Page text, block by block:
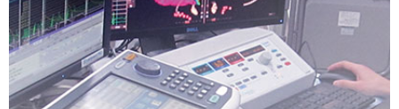
2024/3/12 2023年度神戸医療機器創出イノベーションシ
ンポジウム「スタートアップの成功事例―プログラム医療機
器を題材として―」のご案内